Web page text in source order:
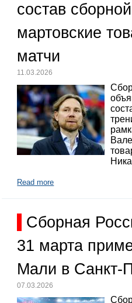
состав
мартовские
матчи
11.03.2026
Read more
Сборная
31 марта
Мали в Санкт-
07.03.2026